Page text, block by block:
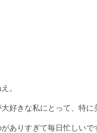
。
好きな私にとって、特に
ありすぎて毎日忙しい